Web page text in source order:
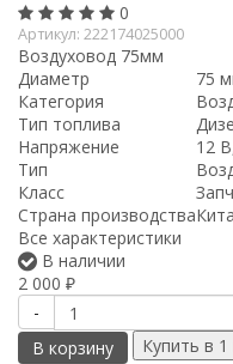
0
Артикул: 222174025000
Воздуховод 75мм
Диаметр
75
Категория
Тип топлива
Напряжение
12
Тип
Класс
Страна производства
Все характеристики
В наличии
2 000 ₽
-
В корзину